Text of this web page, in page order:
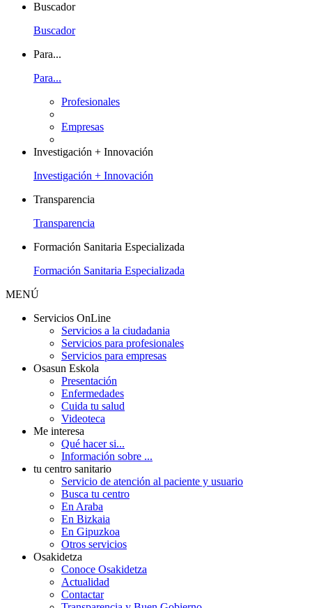
Buscador
Buscador
Para...
Para...
Profesionales
Empresas
Investigación + Innovación
Investigación + Innovación
Transparencia
Transparencia
Formación Sanitaria Especializada
Formación Sanitaria Especializada
MENÚ
Servicios OnLine
Servicios a la ciudadania
Servicios para profesionales
Servicios para empresas
Osasun Eskola
Presentación
Enfermedades
Cuida tu salud
Videoteca
Me interesa
Qué hacer si...
Información sobre ...
tu centro sanitario
Servicio de atención al paciente y usuario
Busca tu centro
En Araba
En Bizkaia
En Gipuzkoa
Otros servicios
Osakidetza
Conoce Osakidetza
Actualidad
Contactar